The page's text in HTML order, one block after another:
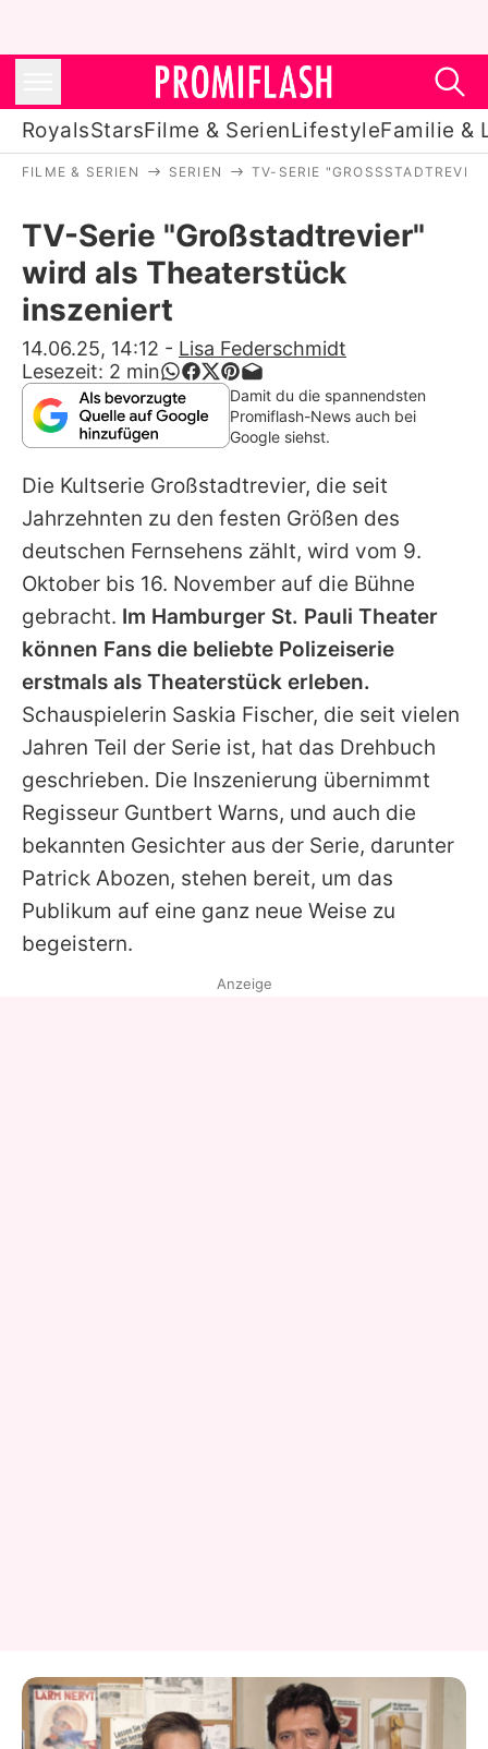
RoyalsStarsFilme & SerienLifestyleFamilie &
Stars
Filme & Serien
Lifestyle
Familie & Liebe
Promiflash Exklusiv
Alle Themen auf Promiflash
Jobs
App runterladen
Team
Redaktionelle Richtlinien
Impressum
Datenschutzerklärung
Nutzungsbedingungen
Utiq verwalten
FILME & SERIEN SERIEN TV-SERIE
TV-Serie "Großstadtrevier"
wird als Theaterstück
inszeniert
14.06.25, 14:12 - Lisa Federschmidt
Lesezeit: 2 min
Damit du die spannendsten
Promiflash-News auch bei
Google siehst.
Die Kultserie Großstadtrevier, die seit
Jahrzehnten zu den festen Größen des
deutschen Fernsehens zählt, wird vom 9.
Oktober bis 16. November auf die Bühne
gebracht. Im Hamburger St. Pauli Theater
können Fans die beliebte Polizeiserie
erstmals als Theaterstück erleben.
Schauspielerin Saskia Fischer, die seit vielen
Jahren Teil der Serie ist, hat das Drehbuch
geschrieben. Die Inszenierung übernimmt
Regisseur Guntbert Warns, und auch die
bekannten Gesichter aus der Serie, darunter
Patrick Abozen, stehen bereit, um das
Publikum auf eine ganz neue Weise zu
begeistern.
Anzeige